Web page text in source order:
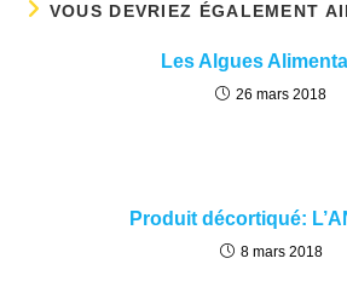
VOUS DEVRIEZ ÉGALEMENT
Les Algues
26 mars 2018
Produit décortiqué:
8 mars 2018